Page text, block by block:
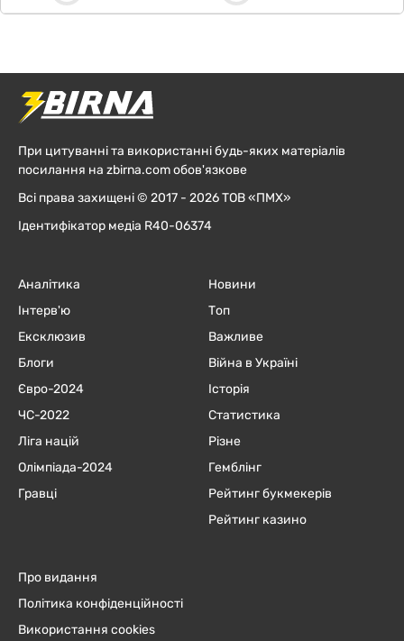
При цитуванні та використанні будь-яких матеріалів
посилання на zbirna.com обов'язкове
Всі права захищені © 2017 - 2026 ТОВ «ПМХ»
Ідентифікатор медіа R40-06374
Аналітика
Інтерв'ю
Ексклюзив
Блоги
Євро-2024
ЧC-2022
Ліга націй
Олімпіада-2024
Гравці
Новини
Топ
Важливе
Війна в Україні
Історія
Статистика
Різне
Гемблінг
Рейтинг букмекерів
Рейтинг казино
Про видання
Політика конфіденційності
Використання cookies